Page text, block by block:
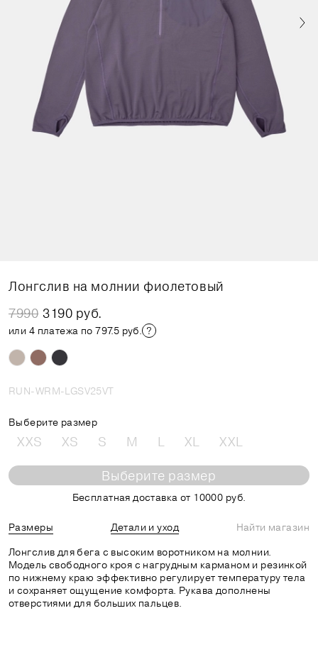
Лонгслив на молнии фиолетовый
7990 3190 руб.
или 4 платежа по 797.5 руб.
RUN-WRM-LGSV25VT
Выберите размер
XXS XS S M L XL XXL
Выберите размер
Бесплатная доставка от 10000 руб.
Размеры Детали и уход
Найти магазин
Лонгслив для бега с высоким воротником на молнии.
Модель свободного кроя с нагрудным карманом и резинкой
по нижнему краю эффективно регулирует температуру тела
и сохраняет ощущение комфорта. Рукава дополнены
отверстиями для больших пальцев.